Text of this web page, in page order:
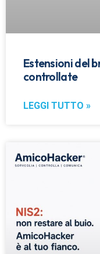
Estensioni del
controllate
LEGGI TUTTO »